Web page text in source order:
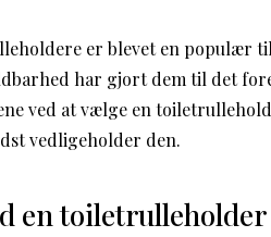
er blevet en populær
har gjort dem til det
ved at vælge en
vedligeholder den.
en